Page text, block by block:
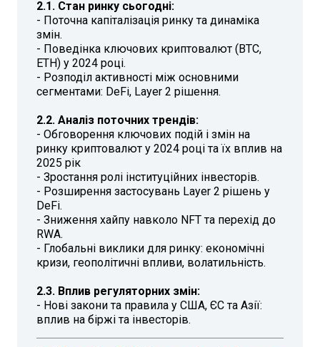
2.1. Стан ринку сьогодні:
- Поточна капіталізація ринку та динаміка
змін.
- Поведінка ключових криптовалют (BTC,
ETH) у 2024 році.
- Розподіл активності між основними
сегментами: DeFi, Layer 2 рішення.
2.2. Аналіз поточних трендів:
- Обговорення ключових подій і змін на
ринку криптовалют у 2024 році та їх вплив на
2025 рік
- Зростання ролі інституційних інвесторів.
- Розширення застосувань Layer 2 рішень у
DeFi.
- Зниження хайпу навколо NFT та перехід до
RWA.
- Глобальні виклики для ринку: економічні
кризи, геополітичні впливи, волатильність.
2.3. Вплив регуляторних змін:
- Нові закони та правила у США, ЄС та Азії:
вплив на біржі та інвесторів.